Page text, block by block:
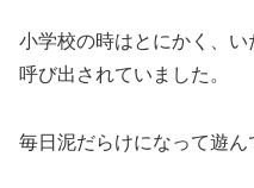
小学校の時はとにかく、
呼び出されていました。
毎日泥だらけになって遊ん